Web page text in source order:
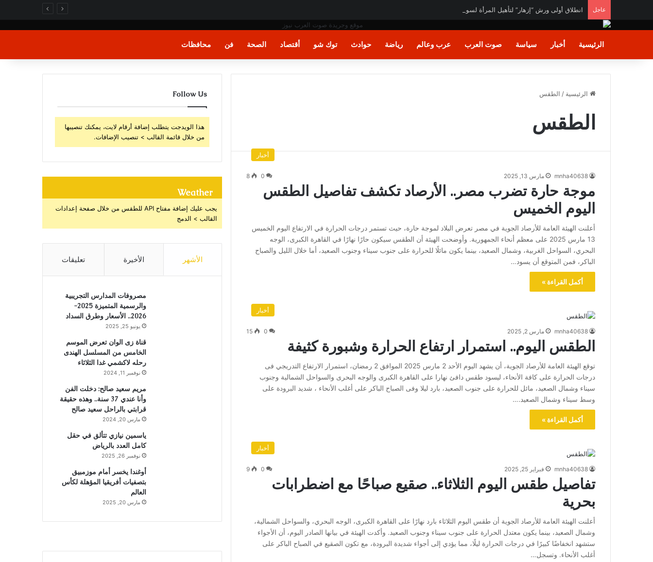
عاجل انطلاق أولى ورش “إزهار” لتأهيل المرأة لسوق العمل في فن المكرامية بمدينة حلوان بالقاهرة
الرئيسية أخبار سياسة صوت العرب عرب وعالم رياضة حوادث توك شو أقتصاد الصحة فن محافظات
الرئيسية / الطقس
الطقس
أخبار
mnha40638 مارس 13, 2025 0
8
موجة حارة تضرب مصر.. الأرصاد تكشف تفاصيل الطقس
اليوم الخميس
أعلنت الهيئة العامة للأرصاد الجوية في مصر تعرض البلاد لموجة حارة، حيث تستمر درجات الحرارة في الارتفاع اليوم الخميس
13 مارس 2025 على معظم أنحاء الجمهورية. وأوضحت الهيئة أن الطقس سيكون حارًا نهارًا في القاهرة الكبرى، الوجه
البحري، السواحل الغربية، وشمال الصعيد، بينما يكون مائلًا للحرارة على جنوب سيناء وجنوب الصعيد، أما خلال الليل والصباح
الباكر، فمن المتوقع أن يسود…
أكمل القراءة »
أخبار
mnha40638 مارس 2, 2025 0
15
الطقس اليوم.. استمرار ارتفاع الحرارة وشبورة كثيفة
توقع الهيئة العامة للأرصاد الجوية، أن يشهد اليوم الأحد 2 مارس 2025 الموافق 2 رمضان، استمرار الارتفاع التدريجي فى
درجات الحرارة على كافة الأنحاء، ليسود طقس دافئ نهارا على القاهرة الكبرى والوجه البحرى والسواحل الشمالية وجنوب
سيناء وشمال الصعيد، مائل للحرارة على جنوب الصعيد، بارد ليلا وفى الصباح الباكر على أغلب الأنحاء ، شديد البرودة على
وسط سيناء وشمال الصعيد.…
أكمل القراءة »
أخبار
mnha40638 فبراير 25, 2025 0
9
تفاصيل طقس اليوم الثلاثاء.. صقيع صباحًا مع اضطرابات
بحرية
أعلنت الهيئة العامة للأرصاد الجوية أن طقس اليوم الثلاثاء بارد نهارًا على القاهرة الكبرى، الوجه البحري، والسواحل الشمالية،
وشمال الصعيد، بينما يكون معتدل الحرارة على جنوب سيناء وجنوب الصعيد. وأكدت الهيئة في بيانها الصادر اليوم، أن الأجواء
ستشهد انخفاضًا كبيرًا في درجات الحرارة ليلًا، مما يؤدي إلى أجواء شديدة البرودة، مع تكون الصقيع في الصباح الباكر على
أغلب الأنحاء. وتسجل…
Follow Us
هذا الويدجت يتطلب إضافة أرقام لايت، يمكنك تنصيبها
من خلال قائمة القالب > تنصيب الإضافات.
Weather
يجب عليك إضافة مفتاح API للطقس من خلال صفحة إعدادات
القالب > الدمج
الأشهر الأخيرة تعليقات
مصروفات المدارس التجريبية
والرسمية المتميزة 2025-
2026.. الأسعار وطرق السداد
يونيو 25, 2025
قناة زى الوان تعرض الموسم
الخامس من المسلسل الهندى
رحله لاكشمي غدا الثلاثاء
نوفمبر 11, 2024
مريم سعيد صالح: دخلت الفن
وأنا عندي 37 سنة.. وهذه حقيقة
قرابتي بالراحل سعيد صالح
مارس 20, 2024
ياسمين نيازي تتألق في حقل
كامل العدد بالرياض
نوفمبر 26, 2025
أوغندا يخسر أمام موزمبيق
بتصفيات أفريقيا المؤهلة لكأس
العالم
مارس 20, 2025